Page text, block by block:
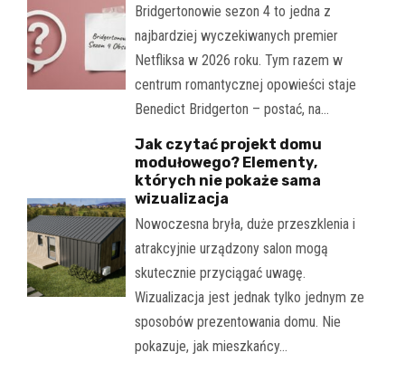
Bridgertonowie sezon 4 to jedna z
najbardziej wyczekiwanych premier
Netfliksa w 2026 roku. Tym razem w
centrum romantycznej opowieści staje
Benedict Bridgerton – postać, na…
Jak czytać projekt domu
modułowego? Elementy,
których nie pokaże sama
wizualizacja
Nowoczesna bryła, duże przeszklenia i
atrakcyjnie urządzony salon mogą
skutecznie przyciągać uwagę.
Wizualizacja jest jednak tylko jednym ze
sposobów prezentowania domu. Nie
pokazuje, jak mieszkańcy…